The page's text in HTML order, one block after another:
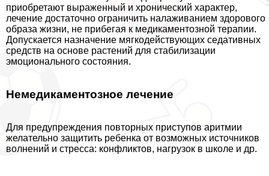
приобретают выраженный и хронический хаpaктер,
лечение достаточно ограничить налаживанием здорового
образа жизни, не прибегая к медикаментозной терапии.
Допускается назначение мягкодействующих седативных
средств на основе растений для стабилизации
эмоционального состояния.
Немедикаментозное лечение
Для предупреждения повторных приступов аритмии
желательно защитить ребенка от возможных источников
волнений и стресса: конфликтов, нагрузок в школе и др.